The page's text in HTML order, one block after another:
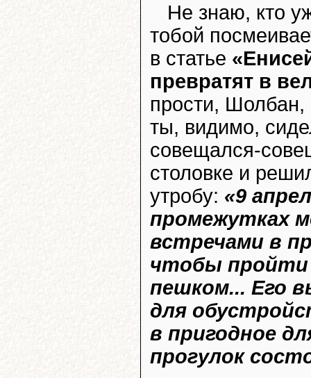
Не знаю, кто
тобой
в статье
превратят в
прости, Шолбан,
ты, видимо,
совещался-
столовке и
утробу: «9
промежутках
встречами в
чтобы пройти
пешком... Его
для
в пригодное
прогулок